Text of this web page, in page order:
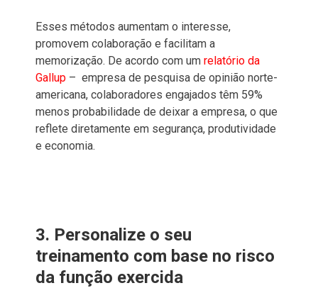
Esses métodos aumentam o interesse,
promovem colaboração e facilitam a
memorização. De acordo com um relatório da
Gallup – empresa de pesquisa de opinião norte-
americana, colaboradores engajados têm 59%
menos probabilidade de deixar a empresa, o que
reflete diretamente em segurança, produtividade
e economia.
3. Personalize o seu
treinamento com base no risco
da função exercida